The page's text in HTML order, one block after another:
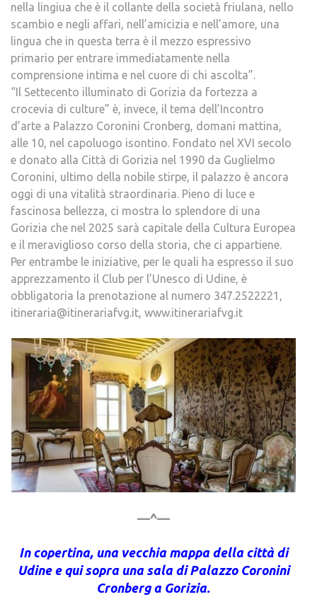
nella lingiua che è il collante della società friulana, nello
scambio e negli affari, nell’amicizia e nell’amore, una
lingua che in questa terra è il mezzo espressivo
primario per entrare immediatamente nella
comprensione intima e nel cuore di chi ascolta”.
“Il Settecento illuminato di Gorizia da fortezza a
crocevia di culture” è, invece, il tema dell’Incontro
d’arte a Palazzo Coronini Cronberg, domani mattina,
alle 10, nel capoluogo isontino. Fondato nel XVI secolo
e donato alla Città di Gorizia nel 1990 da Guglielmo
Coronini, ultimo della nobile stirpe, il palazzo è ancora
oggi di una vitalità straordinaria. Pieno di luce e
fascinosa bellezza, ci mostra lo splendore di una
Gorizia che nel 2025 sarà capitale della Cultura Europea
e il meraviglioso corso della storia, che ci appartiene.
Per entrambe le iniziative, per le quali ha espresso il suo
apprezzamento il Club per l’Unesco di Udine, è
obbligatoria la prenotazione al numero 347.2522221,
itineraria@itinerariafvg.it, www.itinerariafvg.it
—^—
In copertina, una vecchia mappa della città di
Udine e qui sopra una sala di Palazzo Coronini
Cronberg a Gorizia.